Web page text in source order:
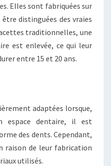
Elles sont fabriquées sur
distinguées des vraies
traditionnelles, une
est enlevée, ce qui leur
entre 15 et 20 ans.
adaptées lorsque,
espace dentaire, il est
des dents. Cependant,
raison de leur fabrication
utilisés.